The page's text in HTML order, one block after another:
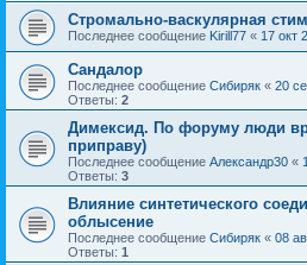
Стромально-васкулярная
Последнее сообщение Kirill77 « 17 окт
Сандалор
Последнее сообщение Сибиряк « 20
Ответы: 2
Димексид. По форуму люди
приправу)
Последнее сообщение Александр30 «
Ответы: 3
Влияние синтетического
облысение
Последнее сообщение Сибиряк « 08
Ответы: 1